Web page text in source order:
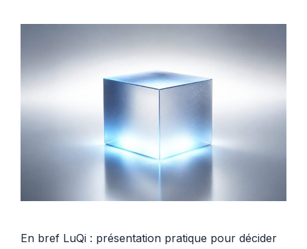
En bref LuQi : présentation pratique pour décider